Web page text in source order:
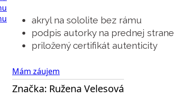
akryl na sololite bez rámu
podpis autorky na prednej strane
priložený certifikát autenticity
Mám záujem
Značka: Ružena Velesová